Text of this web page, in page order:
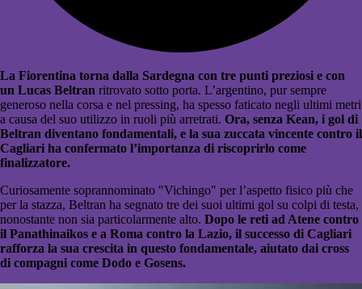
La Fiorentina torna dalla Sardegna con tre punti preziosi e con
un Lucas Beltran ritrovato sotto porta. L’argentino, pur sempre
generoso nella corsa e nel pressing, ha spesso faticato negli ultimi metri
a causa del suo utilizzo in ruoli più arretrati. Ora, senza Kean, i gol di
Beltran diventano fondamentali, e la sua zuccata vincente contro il
Cagliari ha confermato l’importanza di riscoprirlo come
finalizzatore.
Curiosamente soprannominato "Vichingo" per l’aspetto fisico più che
per la stazza, Beltran ha segnato tre dei suoi ultimi gol su colpi di testa,
nonostante non sia particolarmente alto. Dopo le reti ad Atene contro
il Panathinaikos e a Roma contro la Lazio, il successo di Cagliari
rafforza la sua crescita in questo fondamentale, aiutato dai cross
di compagni come Dodo e Gosens.